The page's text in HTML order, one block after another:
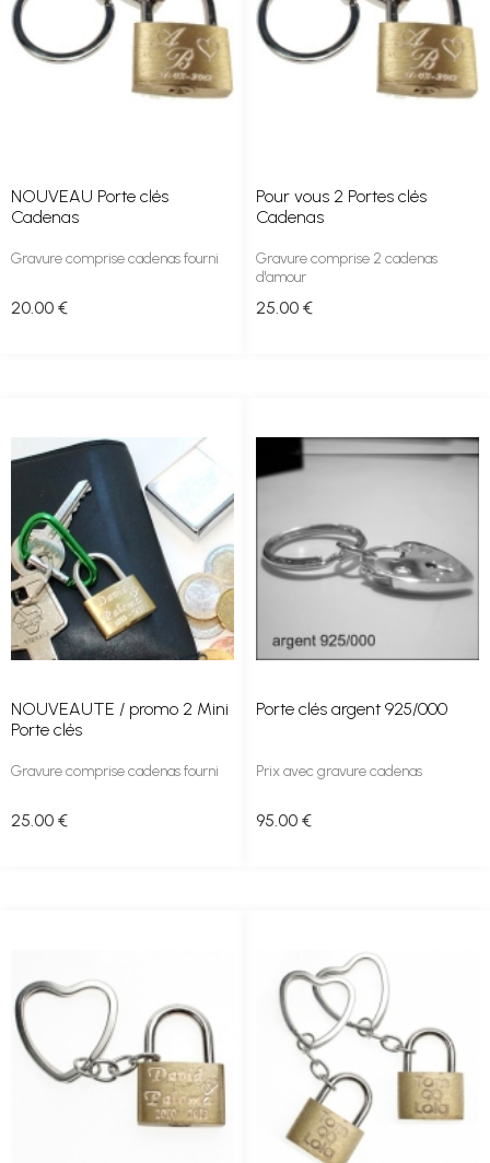
NOUVEAU Porte clés
Cadenas
Gravure comprise cadenas fourni
20.00 €
Pour vous 2 Portes clés
Cadenas
Gravure comprise 2 cadenas
d'amour
25.00 €
NOUVEAUTE / promo 2 Mini
Porte clés
Gravure comprise cadenas fourni
25.00 €
Porte clés argent 925/000
Prix avec gravure cadenas
95.00 €